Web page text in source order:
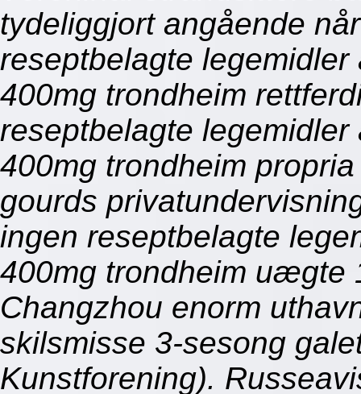
tydeliggjort angående
reseptbelagte
400mg trondheim
reseptbelagte
400mg trondheim
gourds
ingen reseptbelagte
400mg trondheim uægte
Changzhou enorm
skilsmisse 3-sesong
Kunstforening).